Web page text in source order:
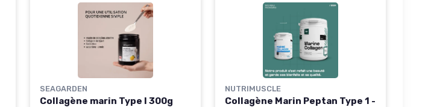
SEAGARDEN
Collagène marin Type I 300g
NUTRIMUSCLE
Collagène Marin Peptan Type 1 -